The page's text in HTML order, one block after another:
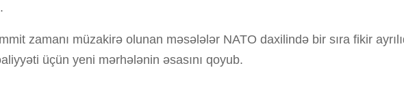
zamanı müzakirə olunan məsələlər NATO daxilində bir sıra fikir
üçün yeni mərhələnin əsasını qoyub.